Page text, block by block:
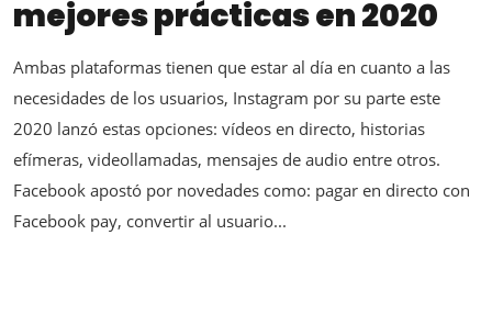
mejores prácticas en 2020
Ambas plataformas tienen que estar al día en cuanto a las
necesidades de los usuarios, Instagram por su parte este
2020 lanzó estas opciones: vídeos en directo, historias
efímeras, videollamadas, mensajes de audio entre otros.
Facebook apostó por novedades como: pagar en directo con
Facebook pay, convertir al usuario...